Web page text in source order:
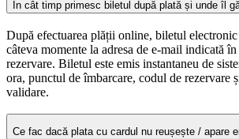
În cât timp primesc biletul după plată și unde îl
După efectuarea plății online, biletul
câteva momente la adresa de e-mail indicată
rezervare. Biletul este emis instantaneu de
ora, punctul de îmbarcare, codul de rezervare
validare.
Ce fac dacă plata cu cardul nu reușește / apare